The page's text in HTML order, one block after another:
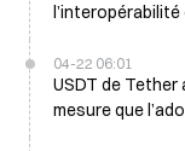
04-22 06:01
USDT de Tether
mesure que